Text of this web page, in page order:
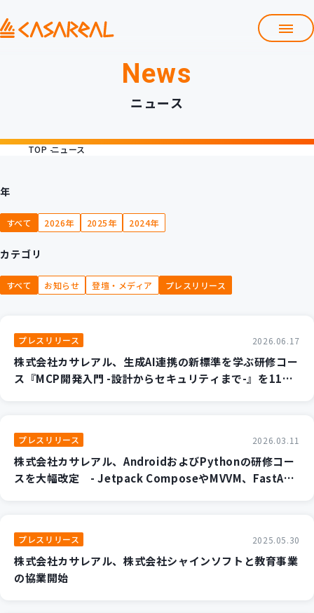
プロダクト開発支援
定型コース
カスタマイズコース 教材購入
パッケージ開発
ニュース
採用情報
Contact
News
ニュース
TOP ニュース
年
すべて 2026年 2025年 2024年
カテゴリ
すべて お知らせ 登壇・メディア プレスリリース
プレスリリース 2026.06.17
株式会社カサレアル、生成AI連携の新標準を学ぶ研修コー
ス『MCP開発入門 -設計からセキュリティまで-』を11月
プレスリリース 2026.03.11
株式会社カサレアル、AndroidおよびPythonの研修コー
スを大幅改定 - Jetpack ComposeやMVVM、FastAPI/
プレスリリース 2025.05.30
株式会社カサレアル、株式会社シャインソフトと教育事業
の協業開始